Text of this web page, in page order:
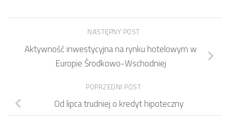
NASTĘPNY POST
Aktywność inwestycyjna na rynku hotelowym w
Europie Środkowo-Wschodniej
POPRZEDNI POST
Od lipca trudniej o kredyt hipoteczny